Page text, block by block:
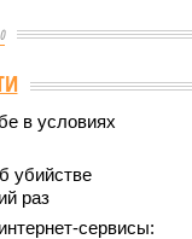
0
в условиях
убийстве
раз
сервисы: